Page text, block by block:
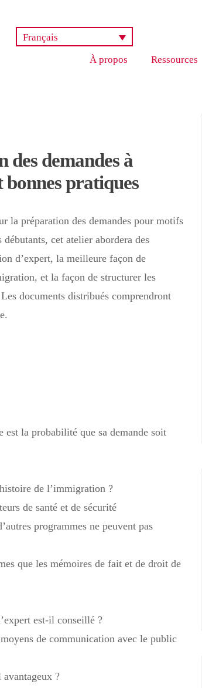
Français
À propos
Ressources
demandes à
pratiques
la préparation des demandes pour motifs
cet atelier abordera des
d’expert, la meilleure façon de
et la façon de structurer les
documents distribués comprendront
la probabilité que sa demande soit
de l’immigration ?
de santé et de sécurité
programmes ne peuvent pas
que les mémoires de fait et de droit de
est-il conseillé ?
de communication avec le public
?